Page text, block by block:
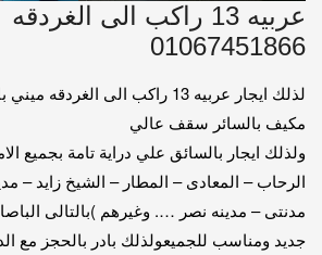
عربيه 13 راكب الى الغردقه
01067451866
مكيف بالسائر سقف عالي
ولذلك ايجار بالسائق علي دراية تامة بجميع
الرحاب – المعادى – المطار – الشيخ زايد –
جديد ومناسب للجميعولذلك بادر بالحجز مع